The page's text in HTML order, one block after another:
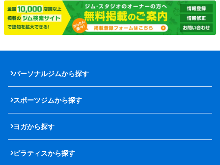
パーソナルジムから探す
スポーツジムから探す
ヨガから探す
ピラティスから探す